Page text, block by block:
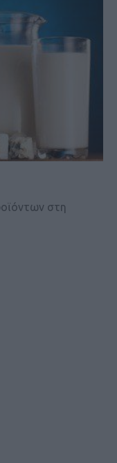
στη